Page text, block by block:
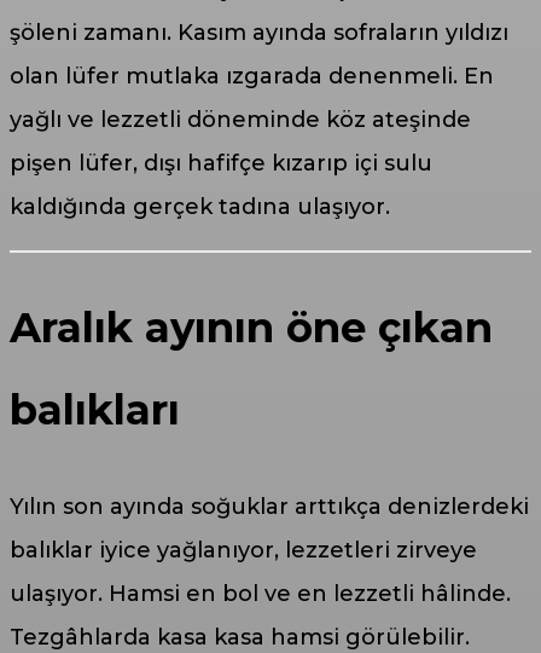
şöleni zamanı. Kasım ayında sofraların yıldızı
olan lüfer mutlaka ızgarada denenmeli. En
yağlı ve lezzetli döneminde köz ateşinde
pişen lüfer, dışı hafifçe kızarıp içi sulu
kaldığında gerçek tadına ulaşıyor.
Aralık ayının öne çıkan
balıkları
Yılın son ayında soğuklar arttıkça denizlerdeki
balıklar iyice yağlanıyor, lezzetleri zirveye
ulaşıyor. Hamsi en bol ve en lezzetli hâlinde.
Tezgâhlarda kasa kasa hamsi görülebilir.